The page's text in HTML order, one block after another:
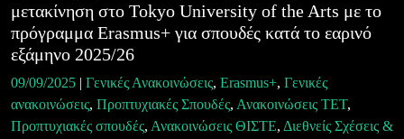
μετακίνηση στο Tokyo University of the Arts με το
πρόγραμμα Erasmus+ για σπουδές κατά το εαρινό
εξάμηνο 2025/26
09/09/2025 | Γενικές Ανακοινώσεις, Erasmus+, Γενικές
ανακοινώσεις, Προπτυχιακές Σπουδές, Ανακοινώσεις ΤΕΤ,
Προπτυχιακές σπουδές, Ανακοινώσεις ΘΙΣΤΕ, Διεθνείς Σχέσεις &